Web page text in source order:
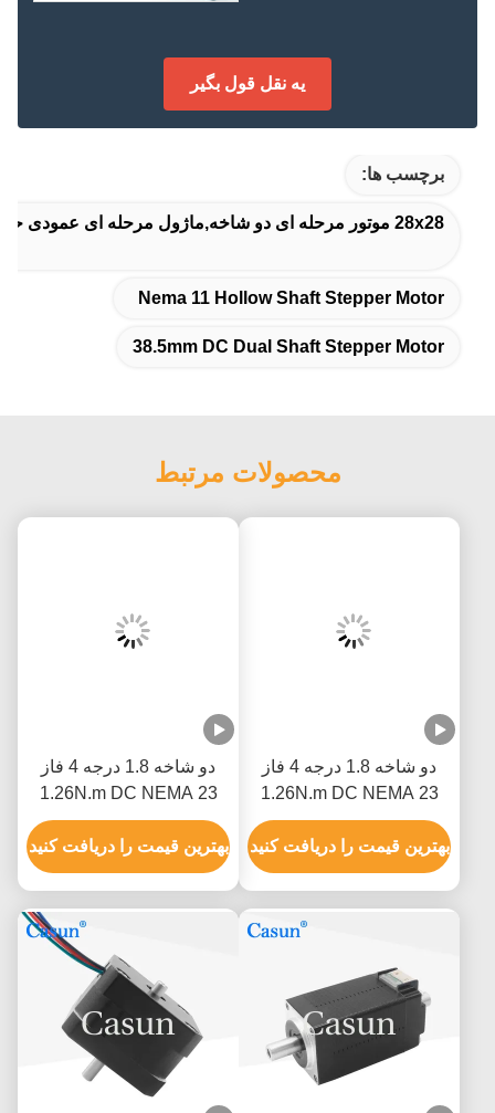
يه نقل قول بگير
برچسب ها:
28x28 موتور مرحله ای دو شاخه,ماژول مرحله ای عمودی حفاری Nema 11,38.5mm DC دو شاخه موتور مرحله ای
Nema 11 Hollow Shaft Stepper Motor
38.5mm DC Dual Shaft Stepper Motor
محصولات مرتبط
دو شاخه 1.8 درجه 4 فاز
1.26N.m DC NEMA 23
هیبرید موتور مرحله ای
CNC ربات
بهترین قیمت را دریافت کنید
دو شاخه 1.8 درجه 4 فاز
1.26N.m DC NEMA 23
هیبرید موتور مرحله ای
CNC ربات
بهترین قیمت را دریافت کنید